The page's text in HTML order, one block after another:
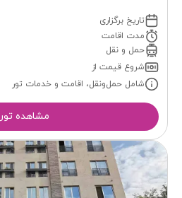
تاریخ برگزاری
مدت اقامت
حمل و نقل
شروع قیمت از
شامل حمل‌ونقل، اقامت و خدمات تور
مشاهده تور